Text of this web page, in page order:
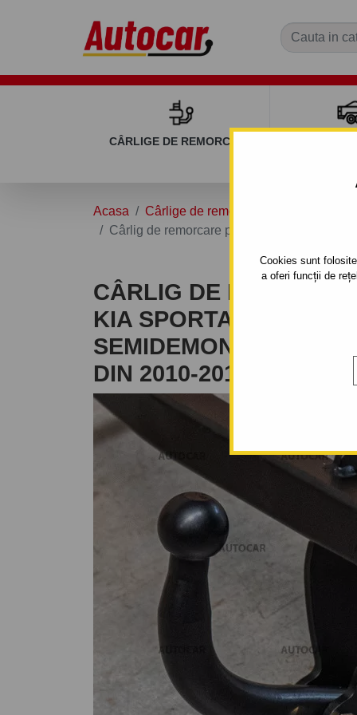
Cookies sunt
a oferi funcții de
CÂRLIGE DE REMORCARE
Acasa Cârlige de remorcare
Cârlig de remorcare pentru KIA
CÂRLIG DE
KIA SPORTAGE - SUV -
SEMIDEMONTABIL -
DIN 2010-2015